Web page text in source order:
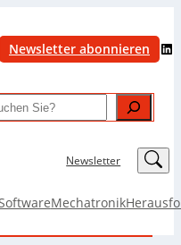
Newsletter abonnieren LinkedIn
Newsletter LinkedIn
Mechatronik